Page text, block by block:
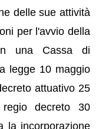
delle sue attività
per l'avvio della
una Cassa di
legge 10 maggio
attuativo 25
decreto 30
la incorporazione